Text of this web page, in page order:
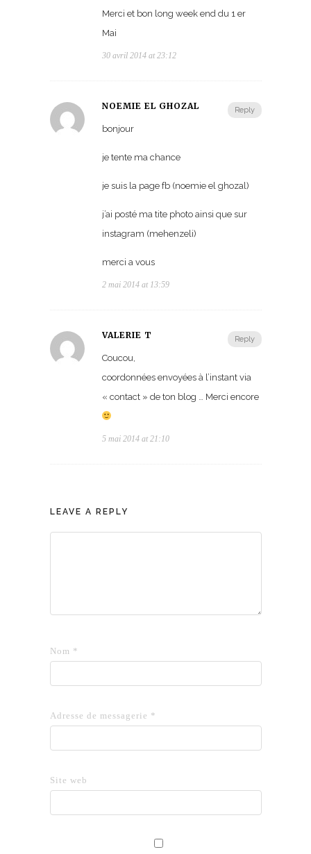
Merci et bon long week end du 1 er
Mai
30 avril 2014 at 23:12
Reply
NOEMIE EL GHOZAL
bonjour
je tente ma chance
je suis la page fb (noemie el ghozal)
j’ai posté ma tite photo ainsi que sur
instagram (mehenzeli)
merci a vous
2 mai 2014 at 13:59
Reply
VALÉRIE T
Coucou,
coordonnées envoyées à l’instant via
« contact » de ton blog … Merci encore
5 mai 2014 at 21:10
LEAVE A REPLY
Nom *
Adresse de messagerie *
Site web